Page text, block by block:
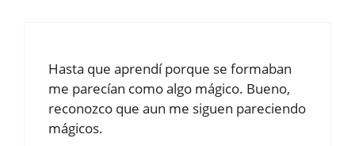
Hasta que aprendí porque se formaban
me parecían como algo mágico. Bueno,
reconozco que aun me siguen pareciendo
mágicos.